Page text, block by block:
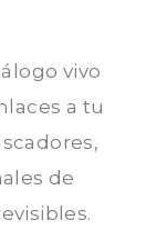
vivo
a tu
de